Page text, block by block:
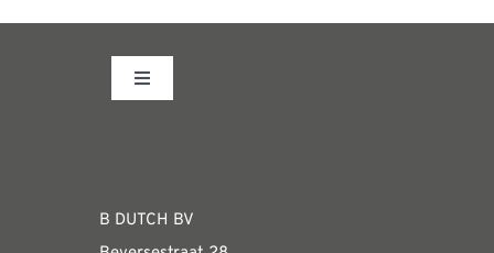
Toggle
WEBSHOP
B DUTCH BV